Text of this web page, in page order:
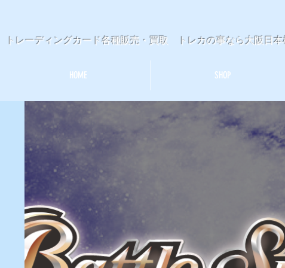
トレーディングカード各種販売・買取 トレカの事なら大阪日
HOME SHOP